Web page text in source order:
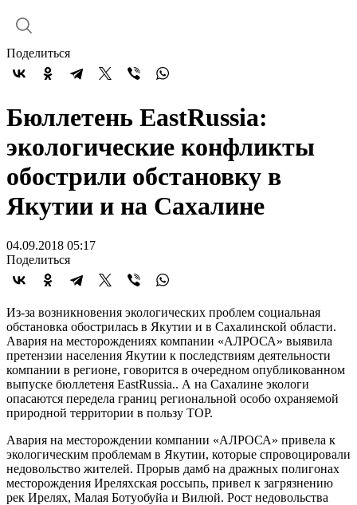
Поделиться
Бюллетень EastRussia:
экологические конфликты
обострили обстановку в
Якутии и на Сахалине
04.09.2018 05:17
Поделиться
Из-за возникновения экологических проблем социальная
обстановка обострилась в Якутии и в Сахалинской области.
Авария на месторождениях компании «АЛРОСА» выявила
претензии населения Якутии к последствиям деятельности
компании в регионе, говорится в очередном опубликованном
выпуске бюллетеня EastRussia.. А на Сахалине экологи
опасаются передела границ региональной особо охраняемой
природной территории в пользу ТОР.
Авария на месторождении компании «АЛРОСА» привела к
экологическим проблемам в Якутии, которые спровоцировали
недовольство жителей. Прорыв дамб на дражных полигонах
месторождения Иреляхская россыпь, привел к загрязнению
рек Ирелях, Малая Ботуобуйа и Вилюй. Рост недовольства